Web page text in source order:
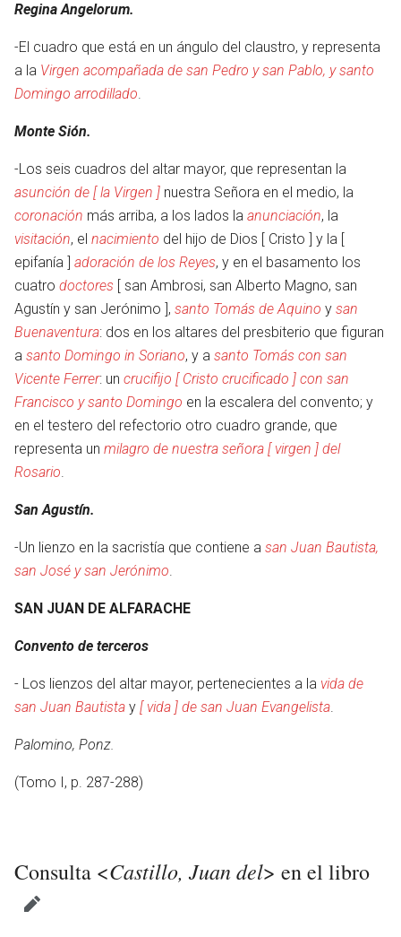
en
Regina Angelorum.
-El cuadro que está en un ángulo del claustro, y representa
a la Virgen acompañada de san Pedro y san Pablo, y santo
Domingo arrodillado.
Monte Sión.
-Los seis cuadros del altar mayor, que representan la
asunción de [ la Virgen ] nuestra Señora en el medio, la
coronación más arriba, a los lados la anunciación, la
visitación, el nacimiento del hijo de Dios [ Cristo ] y la [
epifanía ] adoración de los Reyes, y en el basamento los
cuatro doctores [ san Ambrosi, san Alberto Magno, san
Agustín y san Jerónimo ], santo Tomás de Aquino y san
Buenaventura: dos en los altares del presbiterio que figuran
a santo Domingo in Soriano, y a santo Tomás con san
Vicente Ferrer: un crucifijo [ Cristo crucificado ] con san
Francisco y santo Domingo en la escalera del convento; y
en el testero del refectorio otro cuadro grande, que
representa un milagro de nuestra señora [ virgen ] del
Rosario.
San Agustín.
-Un lienzo en la sacristía que contiene a san Juan Bautista,
san José y san Jerónimo.
SAN JUAN DE ALFARACHE
Convento de terceros
- Los lienzos del altar mayor, pertenecientes a la vida de
san Juan Bautista y [ vida ] de san Juan Evangelista.
Palomino, Ponz.
(Tomo I, p. 287-288)
Consulta <Castillo, Juan del> en el libro